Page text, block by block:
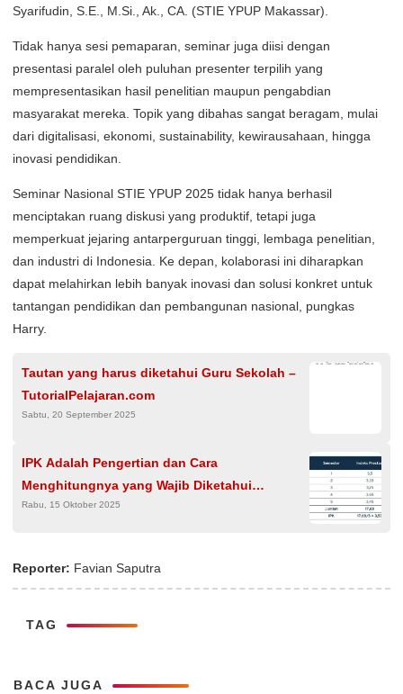
Syarifudin, S.E., M.Si., Ak., CA. (STIE YPUP Makassar).
Tidak hanya sesi pemaparan, seminar juga diisi dengan
presentasi paralel oleh puluhan presenter terpilih yang
mempresentasikan hasil penelitian maupun pengabdian
masyarakat mereka. Topik yang dibahas sangat beragam, mulai
dari digitalisasi, ekonomi, sustainability, kewirausahaan, hingga
inovasi pendidikan.
Seminar Nasional STIE YPUP 2025 tidak hanya berhasil
menciptakan ruang diskusi yang produktif, tetapi juga
memperkuat jejaring antarperguruan tinggi, lembaga penelitian,
dan industri di Indonesia. Ke depan, kolaborasi ini diharapkan
dapat melahirkan lebih banyak inovasi dan solusi konkret untuk
tantangan pendidikan dan pembangunan nasional, pungkas
Harry.
Tautan yang harus diketahui Guru Sekolah –
TutorialPelajaran.com
Sabtu, 20 September 2025
IPK Adalah Pengertian dan Cara
Menghitungnya yang Wajib Diketahui
Mahasiswa
Rabu, 15 Oktober 2025
Reporter: Favian Saputra
TAG
BACA JUGA